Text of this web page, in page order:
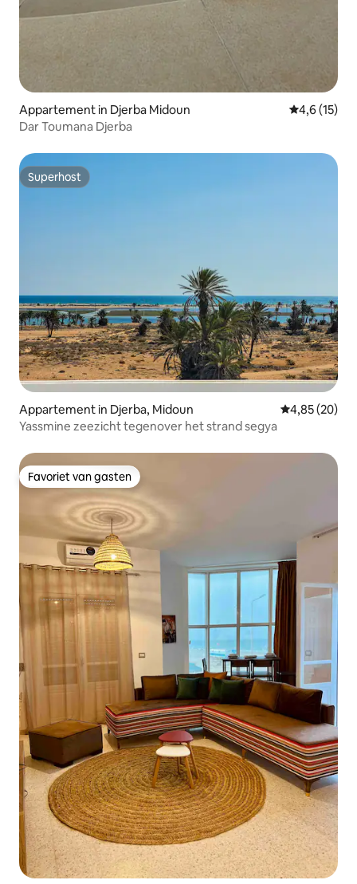
Appartement in Djerba Midoun
4,6 (15)
Dar Toumana Djerba
Superhost
Superhost
Appartement in Djerba, Midoun Gemiddelde
4,85 (20)
Yassmine zeezicht tegenover het strand segya
Favoriet van gasten
Favoriet van gasten